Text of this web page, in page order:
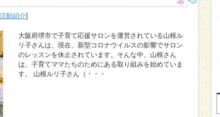
動紹介]
大阪府堺市で子育て応援サロンを運営されている山根ル
リ子さんは、現在、新型コロナウイルスの影響でサロン
のレッスンを休止されています。そんな中、山根さん
は、子育てママたちのためにある取り組みを始めていま
す。 山根ルリ子さん（・・・